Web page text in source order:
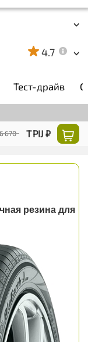
4.7
Тест-драйв
6 670 T PIJ ₽
резина для